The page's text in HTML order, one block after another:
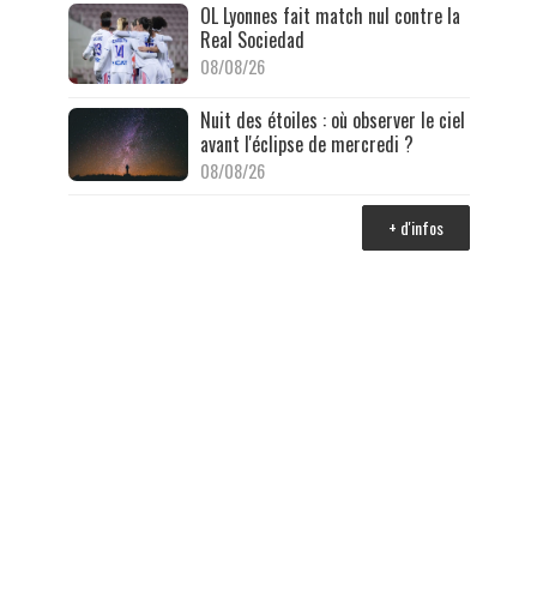
OL Lyonnes fait match nul contre la
Real Sociedad
08/08/26
Nuit des étoiles : où observer le ciel
avant l'éclipse de mercredi ?
08/08/26
+ d'infos